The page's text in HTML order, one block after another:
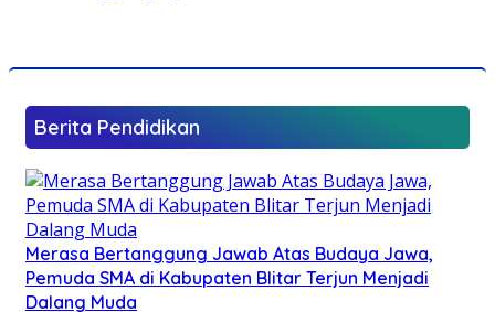
Berita Pendidikan
Merasa Bertanggung Jawab Atas Budaya Jawa,
Pemuda SMA di Kabupaten Blitar Terjun Menjadi
Dalang Muda